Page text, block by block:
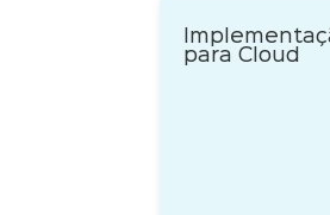
para Cloud